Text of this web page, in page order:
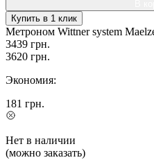
Купить в 1 клик
Метроном Wittner system
3439 грн.
3620 грн.
Экономия:
181 грн.
Нет в наличии
(можно заказать)